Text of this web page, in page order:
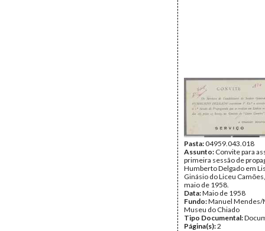
Pasta:04959.043.018
Assunto: Convite para
primeira sessão de
Humberto Delgado em
Ginásio do Liceu
maio de 1958.
Data:Maio de 1958
Fundo:Manuel Mendes/
Museu do Chiado
Tipo Documental:
Página(s):2